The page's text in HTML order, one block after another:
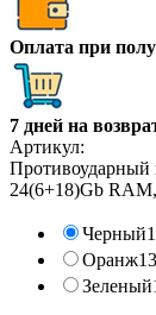
Оплата при
7 дней на
Артикул:
24(6+18)Gb
Черный
Оранж
Зеленый